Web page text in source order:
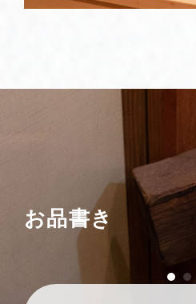
お品書き